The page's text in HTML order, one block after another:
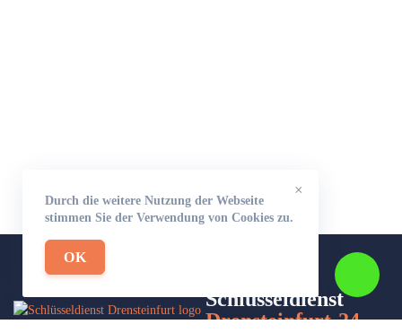
×
Durch die weitere Nutzung der Webseite
stimmen Sie der Verwendung von Cookies zu.
OK
Schlüsseldienst
Drensteinfurt-24